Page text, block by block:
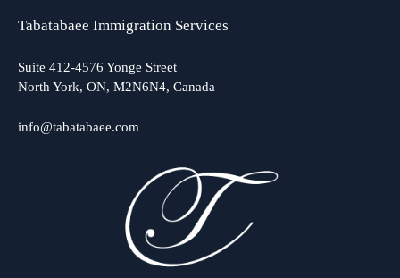
Tabatabaee Immigration Services
Suite 412-4576 Yonge Street
North York, ON, M2N6N4, Canada
info@tabatabaee.com